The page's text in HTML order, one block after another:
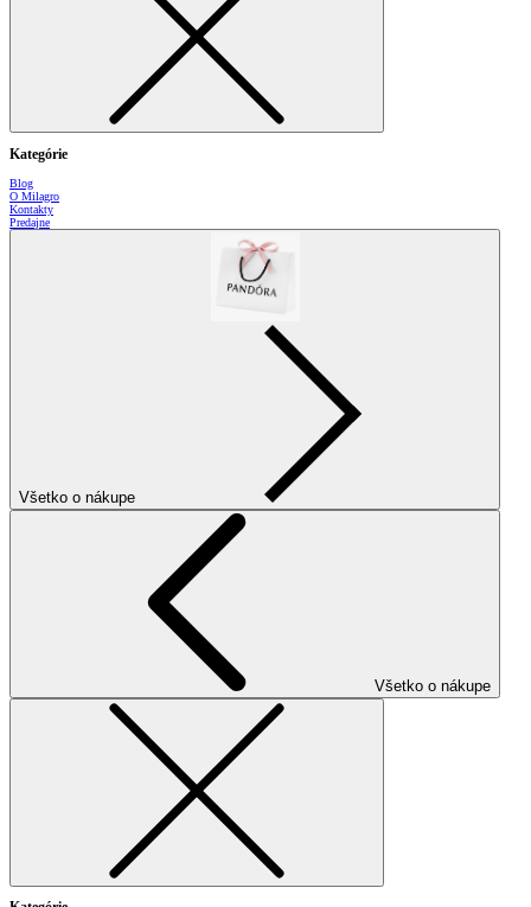
Kategórie
Blog
O Milagro
Kontakty
Predajne
Všetko o nákupe
Všetko o nákupe